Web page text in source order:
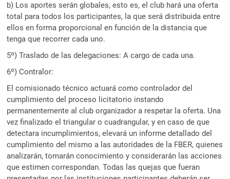
b) Los aportes serán globales, esto es, el club hará una oferta
total para todos los participantes, la que será distribuida entre
ellos en forma proporcional en función de la distancia que
tenga que recorrer cada uno.
5º) Traslado de las delegaciones: A cargo de cada una.
6º) Contralor:
El comisionado técnico actuará como controlador del
cumplimiento del proceso licitatorio instando
permanentemente al club organizador a respetar la oferta. Una
vez finalizado el triangular o cuadrangular, y en caso de que
detectara incumplimientos, elevará un informe detallado del
cumplimiento del mismo a las autoridades de la FBER, quienes
analizarán, tomarán conocimiento y considerarán las acciones
que estimen correspondan. Todas las quejas que fueran